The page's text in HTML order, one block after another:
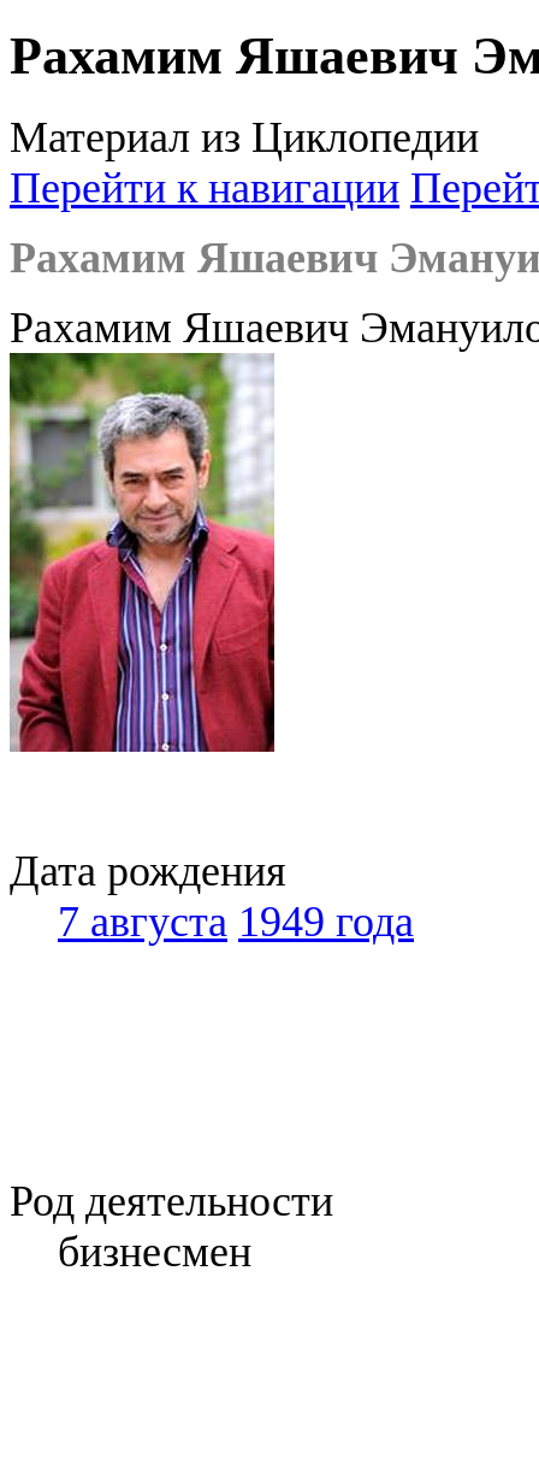
Рахамим Яшаевич
Материал из Циклопедии
Перейти к навигации
Рахамим Яшаевич
Рахамим Яшаевич
Дата рождения
7 августа 1949 года
Род деятельности
бизнесмен